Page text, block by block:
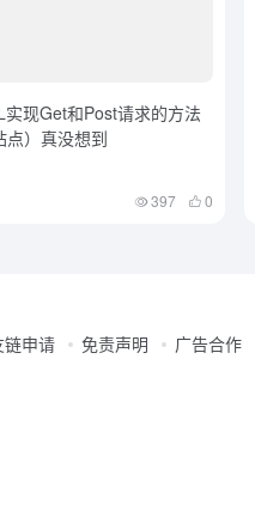
实现Get和Post请求的方法
点）真没想到
397 0
链申请 免责声明 广告合作